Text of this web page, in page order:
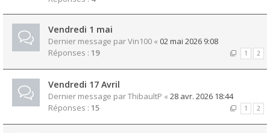
Vendredi 1 mai
Dernier message parVin100 « 02 mai 2026 9:08
Réponses : 19 1 2
Vendredi 17 Avril
Dernier message parThibaultP « 28 avr. 2026 18:44
Réponses : 15 1 2